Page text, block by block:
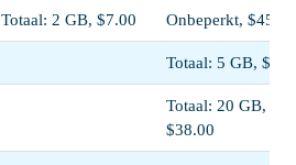
Totaal: 2 GB, $7.00 Onbeperkt, $45.00
Totaal: 5 GB,
Totaal: 20 GB,
$38.00